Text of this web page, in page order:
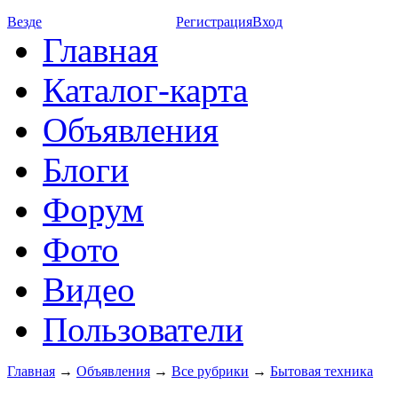
Везде РегистрацияВход
Главная
Каталог-карта
Объявления
Блоги
Форум
Фото
Видео
Пользователи
Главная → Объявления → Все рубрики → Бытовая техника